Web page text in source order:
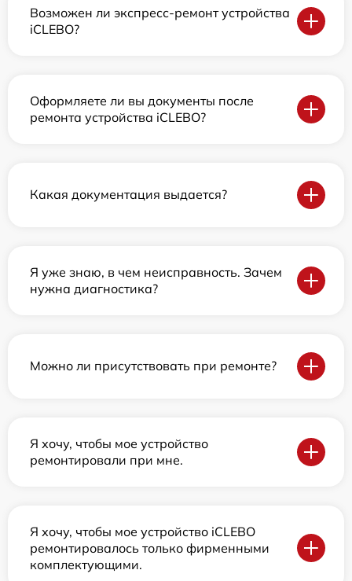
Возможен ли экспресс-ремонт устройства
iCLEBO?
Оформляете ли вы документы после
ремонта устройства iCLEBO?
Какая документация выдается?
Я уже знаю, в чем неисправность. Зачем
нужна диагностика?
Можно ли присутствовать при ремонте?
Я хочу, чтобы мое устройство
ремонтировали при мне.
Я хочу, чтобы мое устройство iCLEBO
ремонтировалось только фирменными
комплектующими.